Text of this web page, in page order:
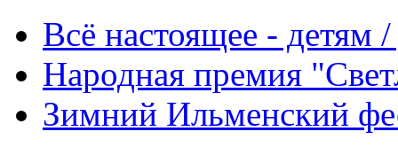
Всё настоящее - детям
Народная премия
Зимний Ильменский